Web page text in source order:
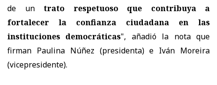
de un trato respetuoso que contribuya a
fortalecer la confianza ciudadana en las
instituciones democráticas", añadió la nota que
firman Paulina Núñez (presidenta) e Iván Moreira
(vicepresidente).